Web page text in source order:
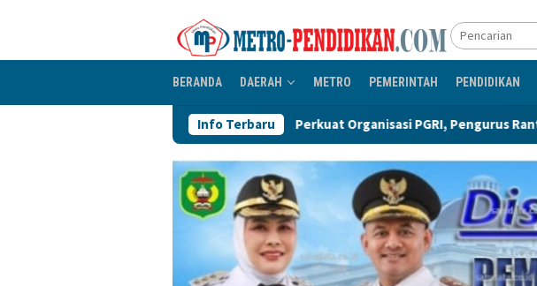
BERANDA DAERAH METRO PEMERINTAH PENDIDIKAN
Info Terbaru
Perkuat Organisasi PGRI, Pengurus Ranting Se-Kecamatan